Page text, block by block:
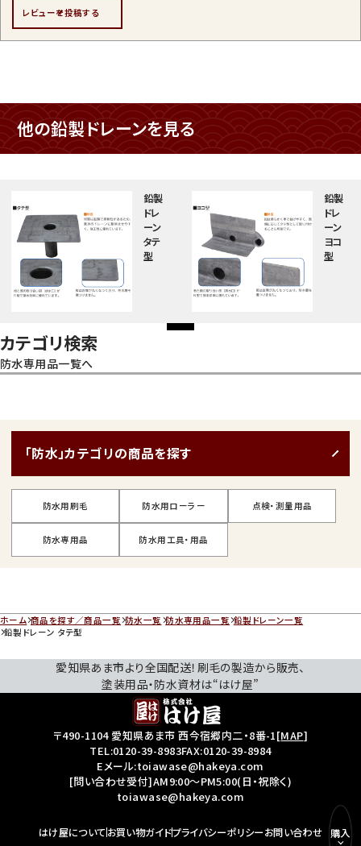
ホーム 商品を探す／商品一覧 防水一覧 防水専用品一覧 鉛製ドレーン一覧
鉛製ドレーン タテ型
購入
レビューを投稿する
他の鉛製ドレーンを見る
鉛製
ドレ
ーン
タテ
型
鉛製
ドレ
ーン
ヨコ
型
カテゴリ検索
防水専用品一覧へ
「防水」カテゴリの商品を探す
防水用刷毛 防水用ローラー 点検・測量用品
防水専用品 防水用工具・用品
愛知県あま市より全国配送！刷毛の製造から販売、
塗装用品・防水資材は“はけ屋”
〒490-1104 愛知県あま市 西今宿郷内二・8番-1[MAP]
TEL:0120-39-8983FAX:0120-39-8984
Eメール:toiawase@hakeya.com
[問い合わせ受付]AM9:00～PM5:00(日・祝除く)
toiawase@hakeya.com
はけ屋についてお買い物ガイドプライバシーポリシーお問い合わせ